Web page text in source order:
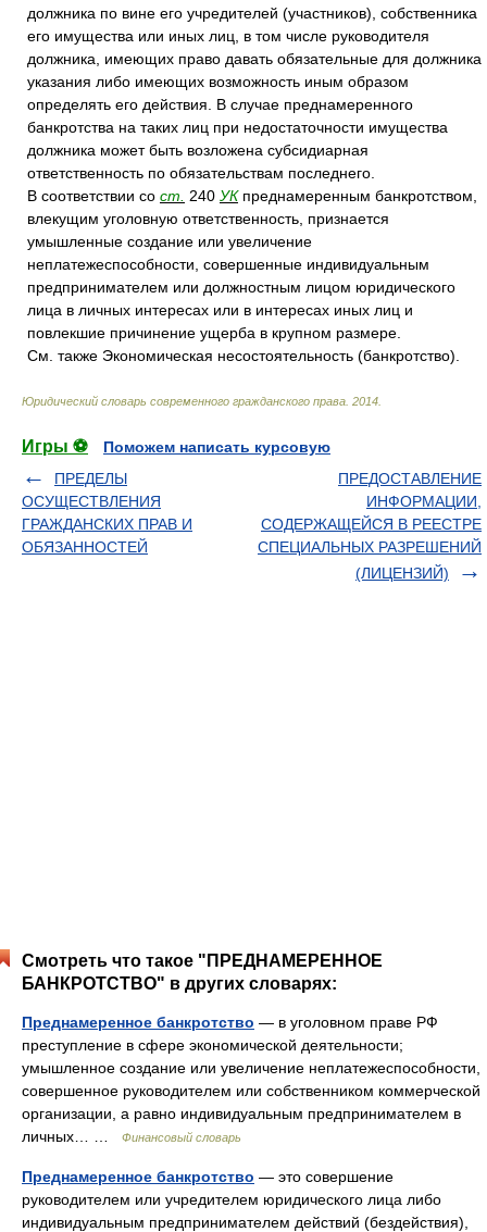
должника по вине его учредителей (участников), собственника
его имущества или иных лиц, в том числе руководителя
должника, имеющих право давать обязательные для должника
указания либо имеющих возможность иным образом
определять его действия. В случае преднамеренного
банкротства на таких лиц при недостаточности имущества
должника может быть возложена субсидиарная
ответственность по обязательствам последнего.
В соответствии со ст. 240 УКпреднамеренным банкротством,
влекущим уголовную ответственность, признается
умышленные создание или увеличение
неплатежеспособности, совершенные индивидуальным
предпринимателем или должностным лицом юридического
лица в личных интересах или в интересах иных лиц и
повлекшие причинение ущерба в крупном размере.
См. также Экономическая несостоятельность (банкротство).
Юридический словарь современного гражданского права 2014
Игры ⚽
Поможем написать курсовую
ПРЕДЕЛЫ
ОСУЩЕСТВЛЕНИЯ
ГРАЖДАНСКИХ ПРАВ И
ОБЯЗАННОСТЕЙ
ПРЕДОСТАВЛЕНИЕ
ИНФОРМАЦИИ,
СОДЕРЖАЩЕЙСЯ В РЕЕСТРЕ
СПЕЦИАЛЬНЫХ РАЗРЕШЕНИЙ
(ЛИЦЕНЗИЙ)
Смотреть что такое "ПРЕДНАМЕРЕННОЕ
БАНКРОТСТВО" в других словарях:
Преднамеренное банкротство — в уголовном праве РФ
преступление в сфере экономической деятельности;
умышленное создание или увеличение неплатежеспособности,
совершенное руководителем или собственником коммерческой
организации, а равно индивидуальным предпринимателем в
личных… …
Финансовый словарь
Преднамеренное банкротство — это совершение
руководителем или учредителем юридического лица либо
индивидуальным предпринимателем действий (бездействия),